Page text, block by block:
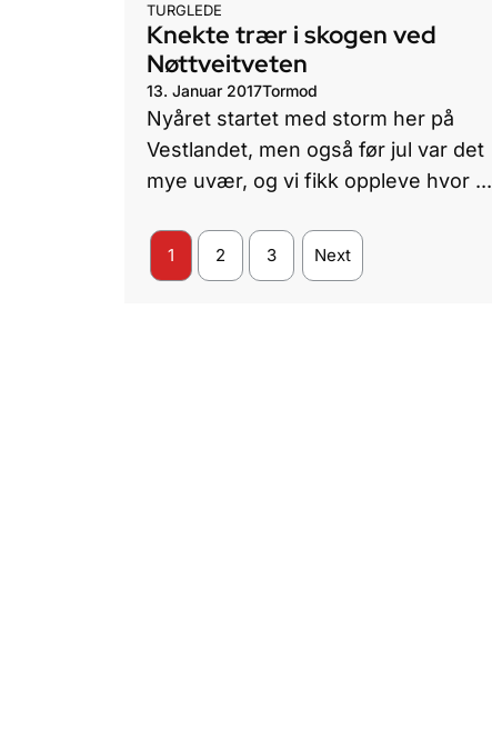
TURGLEDE
Knekte trær i skogen ved
Nøttveitveten
13. Januar 2017Tormod
Nyåret startet med storm her på
Vestlandet, men også før jul var det
mye uvær, og vi fikk oppleve hvor ...
1 2 3 Next